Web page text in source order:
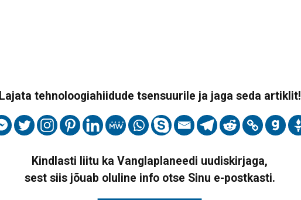
Lajata tehnoloogiahiidude tsensuurile ja jaga seda artiklit!
Kindlasti liitu ka Vanglaplaneedi uudiskirjaga,
sest siis jõuab oluline info otse Sinu e-postkasti.